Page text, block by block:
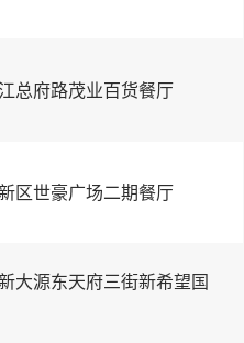
总府路茂业百货餐厅
区世豪广场二期餐厅
大源东天府三街新希望国